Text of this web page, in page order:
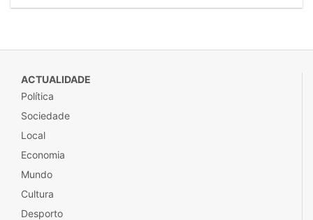
ACTUALIDADE
Política
Sociedade
Local
Economia
Mundo
Cultura
Desporto